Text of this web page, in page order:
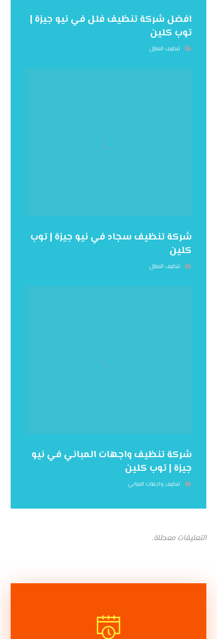
افضل شركة تنظيف فلل في نيو جيزة |
توب كلين
تنظيف المنازل
شركة تنظيف سجاد في نيو جيزة | توب
كلين
تنظيف المنازل
شركة تنظيف واجهات المباني في نيو
جيزة | توب كلين
تنظيف واجهات المباني
التعليقات معطلة.